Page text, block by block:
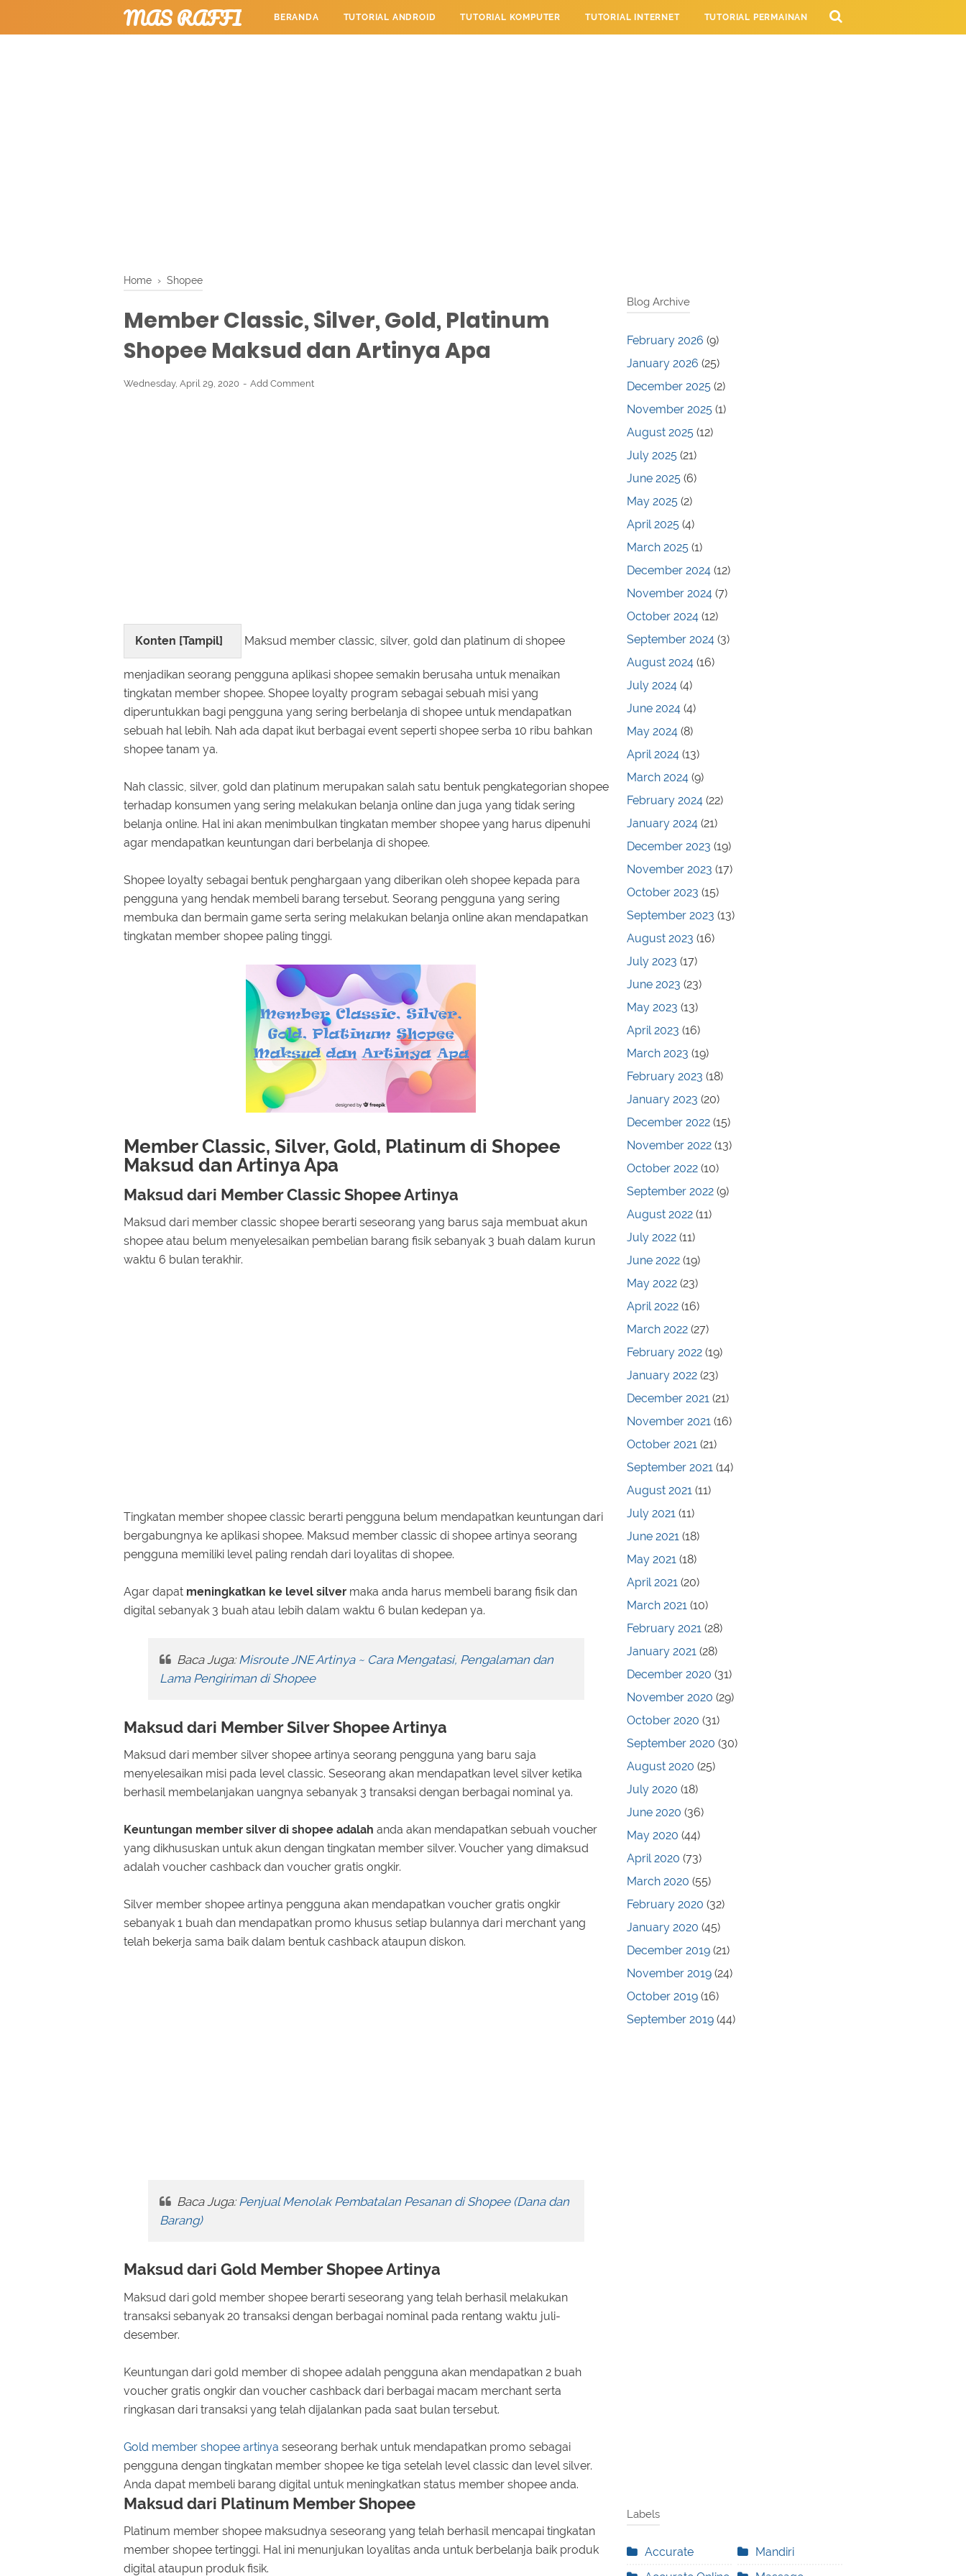
MAS RAFFI BERANDA TUTORIAL ANDROID TUTORIAL KOMPUTER TUTORIAL INTERNET TUTORIAL PERMAINAN
Home › Shopee
Member Classic, Silver, Gold, Platinum
Shopee Maksud dan Artinya Apa
Wednesday, April 29, 2020 Add Comment
Konten [Tampil] Maksud member classic, silver, gold dan platinum di shopee
menjadikan seorang pengguna aplikasi shopee semakin berusaha untuk menaikan
tingkatan member shopee. Shopee loyalty program sebagai sebuah misi yang
diperuntukkan bagi pengguna yang sering berbelanja di shopee untuk mendapatkan
sebuah hal lebih. Nah ada dapat ikut berbagai event seperti shopee serba 10 ribu bahkan
shopee tanam ya.
Nah classic, silver, gold dan platinum merupakan salah satu bentuk pengkategorian shopee
terhadap konsumen yang sering melakukan belanja online dan juga yang tidak sering
belanja online. Hal ini akan menimbulkan tingkatan member shopee yang harus dipenuhi
agar mendapatkan keuntungan dari berbelanja di shopee.
Shopee loyalty sebagai bentuk penghargaan yang diberikan oleh shopee kepada para
pengguna yang hendak membeli barang tersebut. Seorang pengguna yang sering
membuka dan bermain game serta sering melakukan belanja online akan mendapatkan
tingkatan member shopee paling tinggi.
Member Classic, Silver, Gold, Platinum di Shopee
Maksud dan Artinya Apa
Maksud dari Member Classic Shopee Artinya
Maksud dari member classic shopee berarti seseorang yang barus saja membuat akun
shopee atau belum menyelesaikan pembelian barang fisik sebanyak 3 buah dalam kurun
waktu 6 bulan terakhir.
Tingkatan member shopee classic berarti pengguna belum mendapatkan keuntungan dari
bergabungnya ke aplikasi shopee. Maksud member classic di shopee artinya seorang
pengguna memiliki level paling rendah dari loyalitas di shopee.
Agar dapat meningkatkan ke level silver maka anda harus membeli barang fisik dan
digital sebanyak 3 buah atau lebih dalam waktu 6 bulan kedepan ya.
Baca Juga: Misroute JNE Artinya ~ Cara Mengatasi, Pengalaman dan
Lama Pengiriman di Shopee
Maksud dari Member Silver Shopee Artinya
Maksud dari member silver shopee artinya seorang pengguna yang baru saja
menyelesaikan misi pada level classic. Seseorang akan mendapatkan level silver ketika
berhasil membelanjakan uangnya sebanyak 3 transaksi dengan berbagai nominal ya.
Keuntungan member silver di shopee adalah anda akan mendapatkan sebuah voucher
yang dikhususkan untuk akun dengan tingkatan member silver. Voucher yang dimaksud
adalah voucher cashback dan voucher gratis ongkir.
Silver member shopee artinya pengguna akan mendapatkan voucher gratis ongkir
sebanyak 1 buah dan mendapatkan promo khusus setiap bulannya dari merchant yang
telah bekerja sama baik dalam bentuk cashback ataupun diskon.
Baca Juga: Penjual Menolak Pembatalan Pesanan di Shopee (Dana dan
Barang)
Maksud dari Gold Member Shopee Artinya
Maksud dari gold member shopee berarti seseorang yang telah berhasil melakukan
transaksi sebanyak 20 transaksi dengan berbagai nominal pada rentang waktu juli-
desember.
Keuntungan dari gold member di shopee adalah pengguna akan mendapatkan 2 buah
voucher gratis ongkir dan voucher cashback dari berbagai macam merchant serta
ringkasan dari transaksi yang telah dijalankan pada saat bulan tersebut.
Gold member shopee artinya seseorang berhak untuk mendapatkan promo sebagai
pengguna dengan tingkatan member shopee ke tiga setelah level classic dan level silver.
Anda dapat membeli barang digital untuk meningkatkan status member shopee anda.
Maksud dari Platinum Member Shopee
Platinum member shopee maksudnya seseorang yang telah berhasil mencapai tingkatan
member shopee tertinggi. Hal ini menunjukan loyalitas anda untuk berbelanja baik produk
digital ataupun produk fisik.
Blog Archive
February 2026 (9)
January 2026 (25)
December 2025 (2)
November 2025 (1)
August 2025 (12)
July 2025 (21)
June 2025 (6)
May 2025 (2)
April 2025 (4)
March 2025 (1)
December 2024 (12)
November 2024 (7)
October 2024 (12)
September 2024 (3)
August 2024 (16)
July 2024 (4)
June 2024 (4)
May 2024 (8)
April 2024 (13)
March 2024 (9)
February 2024 (22)
January 2024 (21)
December 2023 (19)
November 2023 (17)
October 2023 (15)
September 2023 (13)
August 2023 (16)
July 2023 (17)
June 2023 (23)
May 2023 (13)
April 2023 (16)
March 2023 (19)
February 2023 (18)
January 2023 (20)
December 2022 (15)
November 2022 (13)
October 2022 (10)
September 2022 (9)
August 2022 (11)
July 2022 (11)
June 2022 (19)
May 2022 (23)
April 2022 (16)
March 2022 (27)
February 2022 (19)
January 2022 (23)
December 2021 (21)
November 2021 (16)
October 2021 (21)
September 2021 (14)
August 2021 (11)
July 2021 (11)
June 2021 (18)
May 2021 (18)
April 2021 (20)
March 2021 (10)
February 2021 (28)
January 2021 (28)
December 2020 (31)
November 2020 (29)
October 2020 (31)
September 2020 (30)
August 2020 (25)
July 2020 (18)
June 2020 (36)
May 2020 (44)
April 2020 (73)
March 2020 (55)
February 2020 (32)
January 2020 (45)
December 2019 (21)
November 2019 (24)
October 2019 (16)
September 2019 (44)
Labels
Accurate
Mandiri